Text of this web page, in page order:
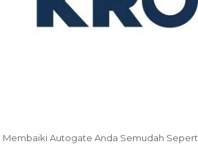
Membaiki Autogate Anda Semudah Seperti